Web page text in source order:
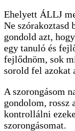
Ehelyett ÁLLJ
Ne szórakoztasd
gondold azt,
egy tanuló és
fejlődnöm, sok
sorold fel azokat
A szorongásom
gondolom, rossz
kontrollálni
szorongásomat.